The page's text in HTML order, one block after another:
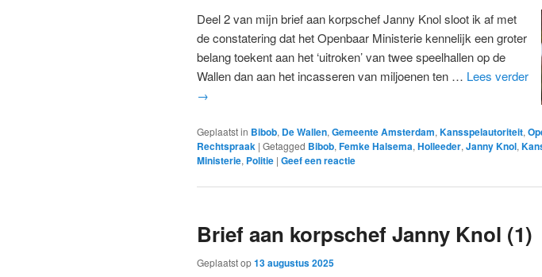
Deel 2 van mijn brief aan korpschef Janny Knol sloot ik af met
de constatering dat het Openbaar Ministerie kennelijk een groter
belang toekent aan het ‘uitroken’ van twee speelhallen op de
Wallen dan aan het incasseren van miljoenen ten … Lees verder
→
Geplaatst in Bibob, De Wallen, Gemeente Amsterdam, Kansspelautoriteit,
Rechtspraak | Getagged Bibob, Femke Halsema, Holleeder, Janny Knol,
Ministerie, Politie | Geef een reactie
Brief aan korpschef Janny Knol (1)
Geplaatst op13 augustus 2025